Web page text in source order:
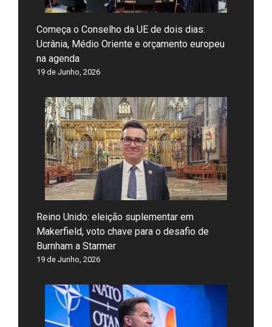
Começa o Conselho da UE de dois dias:
Ucrânia, Médio Oriente e orçamento europeu
na agenda
19 de Junho, 2026
Reino Unido: eleição suplementar em
Makerfield, voto chave para o desafio de
Burnham a Starmer
19 de Junho, 2026